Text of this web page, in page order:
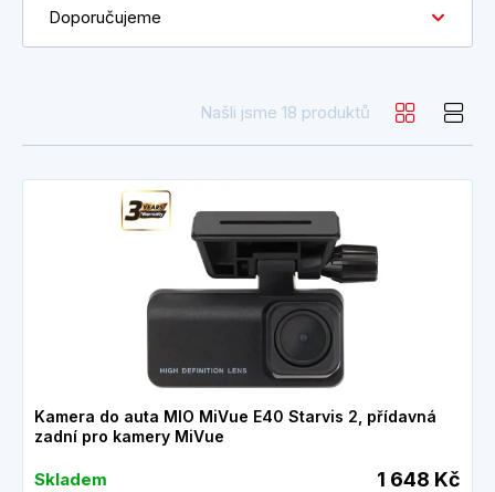
Doporučujeme
Našli jsme 18 produktů
Kamera do auta MIO MiVue E40 Starvis 2, přídavná
zadní pro kamery MiVue
Skladem 1 648 Kč